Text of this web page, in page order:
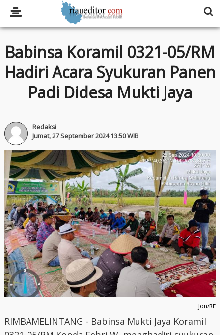
Babinsa Koramil 0321-05/RM
Hadiri Acara Syukuran Panen
Padi Didesa Mukti Jaya
Redaksi
Jumat, 27 September 2024 13:50 WIB
Jon/RE
RIMBAMELINTANG - Babinsa Mukti Jaya Koramil